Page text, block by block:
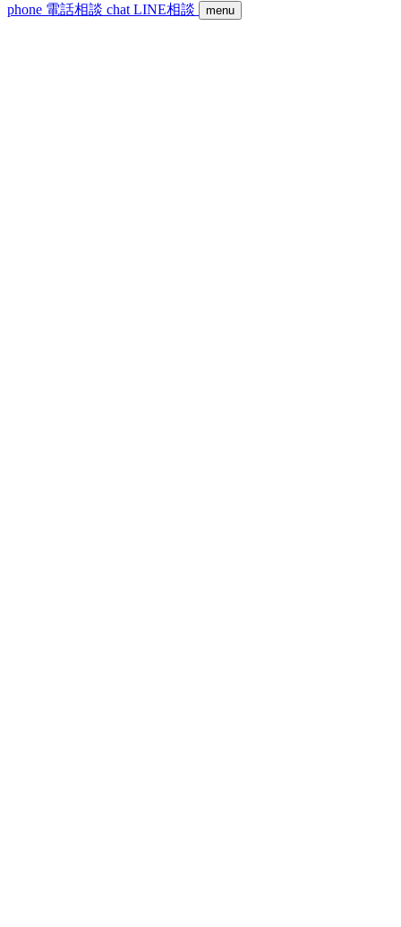
phone 電話相談 chat LINE相談 menu